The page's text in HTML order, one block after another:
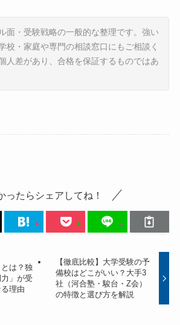
面・受験戦略の一般的な整理です。強い
校・家庭や専門の相談窓口にもご相談く
人差があり、合格を保証するものではあ
ったらシェアしてね！
は？独
」が受
理由
【徹底比較】大学受験の予
備校はどこがいい？大手3
社（河合塾・駿台・Z会）
の特徴と選び方を解説